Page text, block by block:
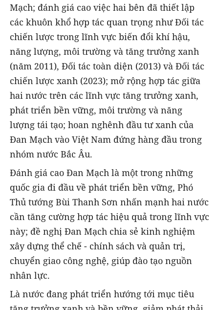
Mạch; đánh giá cao việc hai bên đã thiết lập
các khuôn khổ hợp tác quan trọng như Đối tác
chiến lược trong lĩnh vực biến đổi khí hậu,
năng lượng, môi trường và tăng trưởng xanh
(năm 2011), Đối tác toàn diện (2013) và Đối tác
chiến lược xanh (2023); mở rộng hợp tác giữa
hai nước trên các lĩnh vực tăng trưởng xanh,
phát triển bền vững, môi trường và năng
lượng tái tạo; hoan nghênh đầu tư xanh của
Đan Mạch vào Việt Nam đứng hàng đầu trong
nhóm nước Bắc Âu.
Đánh giá cao Đan Mạch là một trong những
quốc gia đi đầu về phát triển bền vững, Phó
Thủ tướng Bùi Thanh Sơn nhấn mạnh hai nước
cần tăng cường hợp tác hiệu quả trong lĩnh vực
này; đề nghị Đan Mạch chia sẻ kinh nghiệm
xây dựng thể chế - chính sách và quản trị,
chuyển giao công nghệ, giúp đào tạo nguồn
nhân lực.
Là nước đang phát triển hướng tới mục tiêu